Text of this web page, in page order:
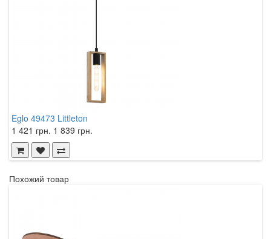
Eglo 49473 Littleton
1 421 грн. 1 839 грн.
Похожий товар